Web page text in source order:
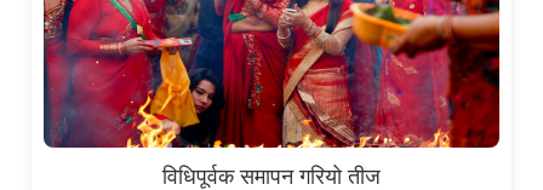
विधिपूर्वक समापन गरियो तीज